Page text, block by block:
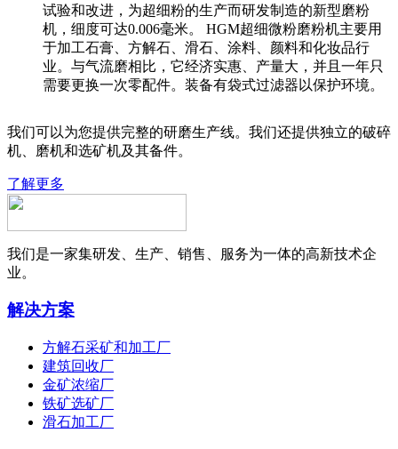
试验和改进，为超细粉的生产而研发制造的新型磨粉
机，细度可达0.006毫米。 HGM超细微粉磨粉机主要用
于加工石膏、方解石、滑石、涂料、颜料和化妆品行
业。与气流磨相比，它经济实惠、产量大，并且一年只
需要更换一次零配件。装备有袋式过滤器以保护环境。
我们可以为您提供完整的研磨生产线。我们还提供独立的破碎
机、磨机和选矿机及其备件。
了解更多
我们是一家集研发、生产、销售、服务为一体的高新技术企
业。
解决方案
方解石采矿和加工厂
建筑回收厂
金矿浓缩厂
铁矿选矿厂
滑石加工厂